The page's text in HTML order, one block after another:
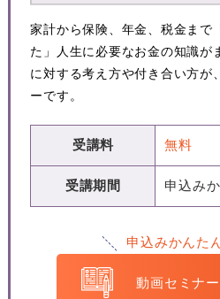
家計から保険、年金、税金まで
た」人生に必要なお金の知識が
に対する考え方や付き合い方が
ーです。
受講料 無料
受講期間 申込み
申込みかんた
動画セミナ